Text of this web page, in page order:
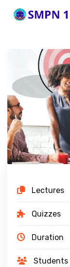
Lectures
Quizzes
Duration
Students